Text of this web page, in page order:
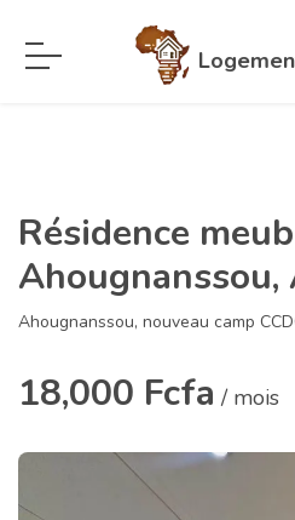
Résidence
Ahougnanssou,
Ahougnanssou, nouveau camp
18,000 Fcfa / mois